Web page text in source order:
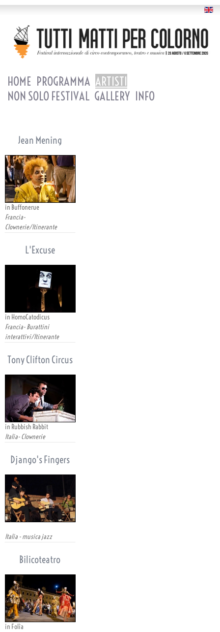
HOME PROGRAMMA ARTISTI
NON SOLO FESTIVAL GALLERY INFO
Jean Mening
in Buffonerue
Francia-
Clownerie/Itinerante
L'Excuse
in HomoCatodicus
Francia- Burattini
interattivi/Itinerante
Tony Clifton Circus
in Rubbish Rabbit
Italia- Clownerie
Django's Fingers
Italia - musica jazz
Bilicoteatro
in Folìa